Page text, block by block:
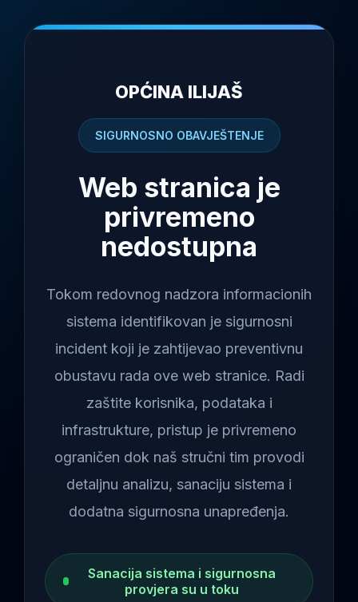
OPĆINA ILIJAŠ
SIGURNOSNO OBAVJEŠTENJE
Web stranica je
privremeno
nedostupna
Tokom redovnog nadzora informacionih
sistema identifikovan je sigurnosni
incident koji je zahtijevao preventivnu
obustavu rada ove web stranice. Radi
zaštite korisnika, podataka i
infrastrukture, pristup je privremeno
ograničen dok naš stručni tim provodi
detaljnu analizu, sanaciju sistema i
dodatna sigurnosna unapređenja.
Sanacija sistema i sigurnosna
provjera su u toku